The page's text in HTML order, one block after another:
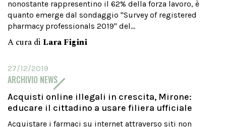
nonostante rappresentino il 62% della forza lavoro, è
quanto emerge dal sondaggio "Survey of registered
pharmacy professionals 2019" del...
A cura di Lara Figini
27/12/2019
ARCHIVIO NEWS
Acquisti online illegali in crescita, Mirone:
educare il cittadino a usare filiera ufficiale
Acquistare i farmaci su internet attraverso siti non